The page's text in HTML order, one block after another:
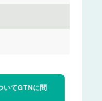
いてGTNに問